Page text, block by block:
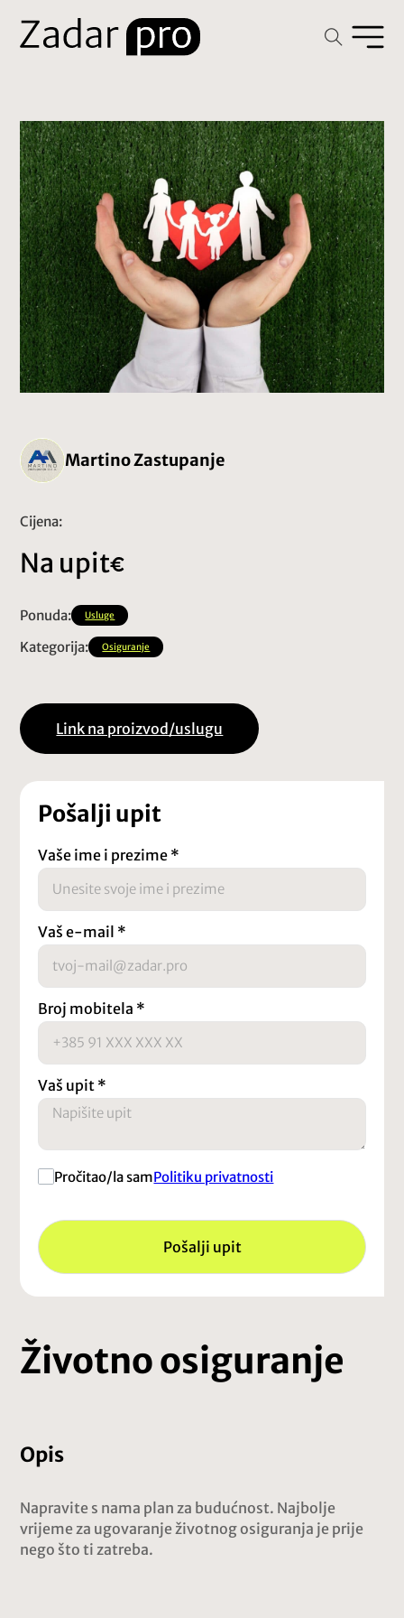
Životno osiguranje
Opis
Napravite s nama plan za budućnost. Najbolje
vrijeme za ugovaranje životnog osiguranja je prije
nego što ti zatreba.
Martino Zastupanje
Cijena:
Na upit
Ponuda: Usluge
Kategorija: Osiguranje
Link na proizvod/uslugu
Pošalji upit
Vaše ime i prezime *
Vaš e-mail *
Broj mobitela *
Vaš upit *
Pročitao/la samPolitiku privatnosti
Pošalji upit